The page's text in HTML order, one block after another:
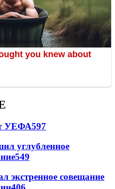
УЕФА597
углубленное
549
экстренное совещание